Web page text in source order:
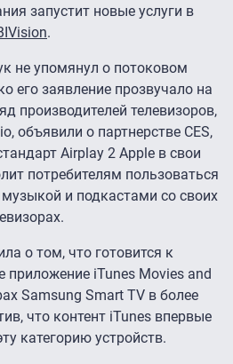
запустит новые услуги в
.
не упомянул о потоковом
его заявление прозвучало на
производителей телевизоров,
объявили о партнерстве CES,
Airplay 2 Apple в свои
потребителям пользоваться
и подкастами со своих
о том, что готовится к
приложение iTunes Movies and
Samsung Smart TV в более
что контент iTunes впервые
категорию устройств.